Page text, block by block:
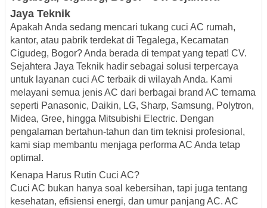
Jaya Teknik
Apakah Anda sedang mencari tukang cuci AC rumah,
kantor, atau pabrik terdekat di Tegalega, Kecamatan
Cigudeg, Bogor? Anda berada di tempat yang tepat! CV.
Sejahtera Jaya Teknik hadir sebagai solusi terpercaya
untuk layanan cuci AC terbaik di wilayah Anda. Kami
melayani semua jenis AC dari berbagai brand AC ternama
seperti Panasonic, Daikin, LG, Sharp, Samsung, Polytron,
Midea, Gree, hingga Mitsubishi Electric. Dengan
pengalaman bertahun-tahun dan tim teknisi profesional,
kami siap membantu menjaga performa AC Anda tetap
optimal.
Kenapa Harus Rutin Cuci AC?
Cuci AC bukan hanya soal kebersihan, tapi juga tentang
kesehatan, efisiensi energi, dan umur panjang AC. AC